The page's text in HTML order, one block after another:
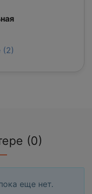
(2)
(0)
еще нет.